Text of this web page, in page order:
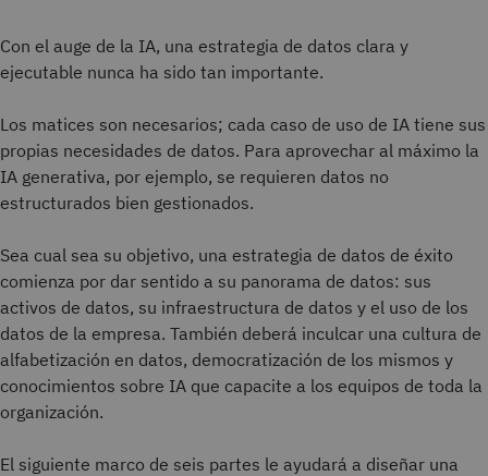
Con el auge de la IA, una estrategia de datos clara y
ejecutable nunca ha sido tan importante.
Los matices son necesarios; cada caso de uso de IA tiene sus
propias necesidades de datos. Para aprovechar al máximo la
IA generativa, por ejemplo, se requieren datos no
estructurados bien gestionados.
Sea cual sea su objetivo, una estrategia de datos de éxito
comienza por dar sentido a su panorama de datos: sus
activos de datos, su infraestructura de datos y el uso de los
datos de la empresa. También deberá inculcar una cultura de
alfabetización en datos, democratización de los mismos y
conocimientos sobre IA que capacite a los equipos de toda la
organización.
El siguiente marco de seis partes le ayudará a diseñar una